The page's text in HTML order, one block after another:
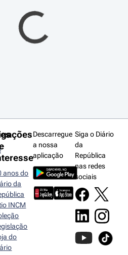
anos do
da
INCM
do
Descarregue
a nossa
aplicação
Siga o Diário
da
República
nas redes
sociais